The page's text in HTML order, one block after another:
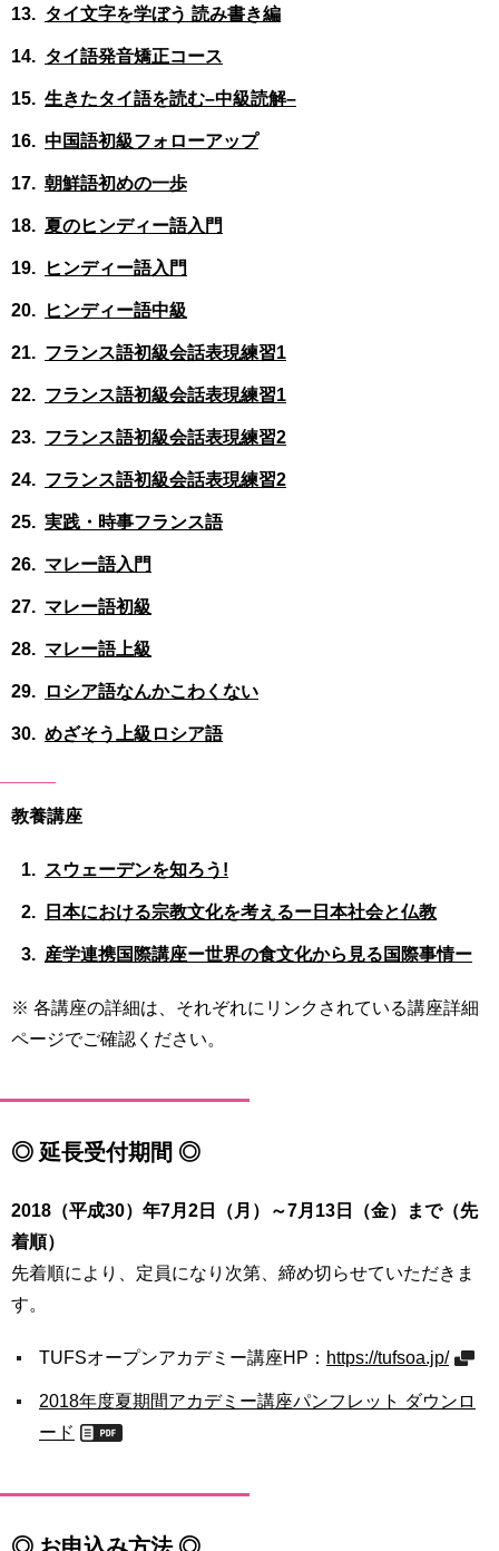
ク
ス
イ
マ
プ
タイ文字を学ぼう 読み書き編
タイ語発音矯正コース
生きたタイ語を読む–中級読解–
中国語初級フォローアップ
朝鮮語初めの一歩
夏のヒンディー語入門
ヒンディー語入門
ヒンディー語中級
フランス語初級会話表現練習1
フランス語初級会話表現練習1
フランス語初級会話表現練習2
フランス語初級会話表現練習2
実践・時事フランス語
マレー語入門
マレー語初級
マレー語上級
ロシア語なんかこわくない
めざそう上級ロシア語
教養講座
スウェーデンを知ろう!
日本における宗教文化を考えるー日本社会と仏教
産学連携国際講座ー世界の食文化から見る国際事情ー
※ 各講座の詳細は、それぞれにリンクされている講座詳細
ページでご確認ください。
◎ 延長受付期間 ◎
2018（平成30）年7月2日（月）～7月13日（金）まで（先
着順）
先着順により、定員になり次第、締め切らせていただきま
す。
TUFSオープンアカデミー講座HP： https://tufsoa.jp/
2018年度夏期間アカデミー講座パンフレット ダウンロ
ード